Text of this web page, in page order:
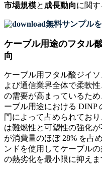
市場規模と成長動向に関
無料サンプル
ケーブル用途のフタル
向
ケーブル用フタル酸ジイ
よび通信業界全体で柔軟
の需要が高まっているた
ーブル用途における DINP
門によって占められてお
は難燃性と可塑性の強化
が消費量のほぼ 28% を占
ンドを使用してケーブル
の熱劣化を最小限に抑えま